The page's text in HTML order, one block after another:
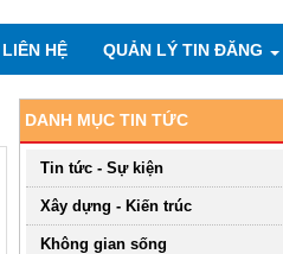
LIÊN HỆ QUẢN LÝ TIN ĐĂNG
DANH MỤC TIN TỨC
Tin tức - Sự kiện
Xây dựng - Kiến trúc
Không gian sống